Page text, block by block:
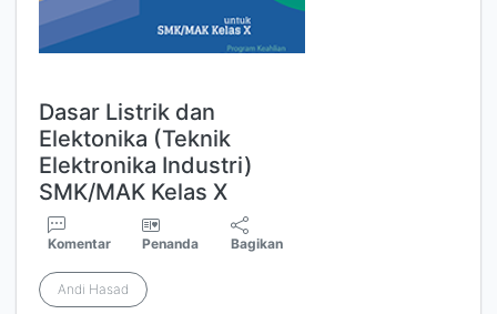
Dasar Listrik dan
Elektonika (Teknik
Elektronika Industri)
SMK/MAK Kelas X
Komentar Penanda Bagikan
Andi Hasad